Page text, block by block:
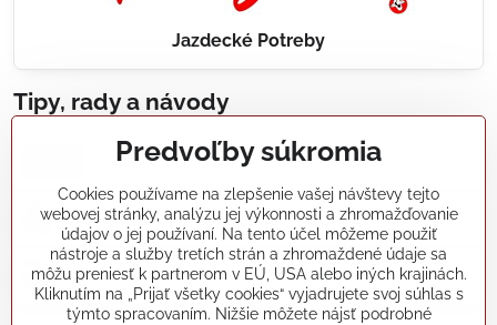
Jazdecké Potreby
Tipy, rady a návody
Realizácie záhradných jazierok, bazénov, fontán,
Články a blogy
Rady a návody
Predvoľby súkromia
Cookies používame na zlepšenie vašej návštevy tejto
webovej stránky, analýzu jej výkonnosti a zhromažďovanie
údajov o jej používaní. Na tento účel môžeme použiť
nástroje a služby tretích strán a zhromaždené údaje sa
môžu preniesť k partnerom v EÚ, USA alebo iných krajinách.
Kliknutím na „Prijať všetky cookies“ vyjadrujete svoj súhlas s
týmto spracovaním. Nižšie môžete nájsť podrobné